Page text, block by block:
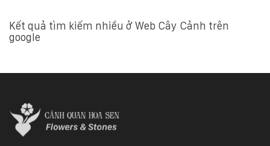
Kết quả tìm kiếm nhiều ở Web Cây Cảnh trên
google